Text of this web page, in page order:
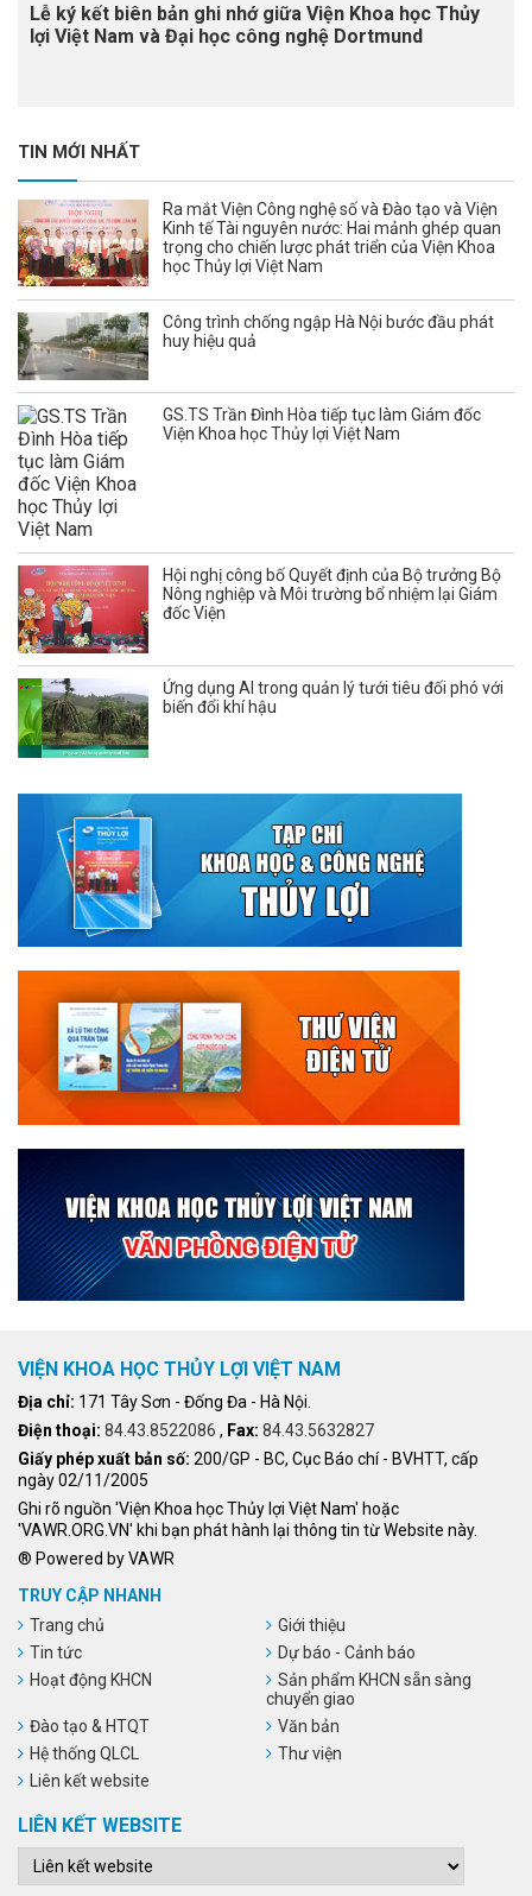
Lễ ký kết biên bản ghi nhớ giữa Viện Khoa học Thủy
lợi Việt Nam và Đại học công nghệ Dortmund
TIN MỚI NHẤT
Ra mắt Viện Công nghệ số và Đào tạo và Viện
Kinh tế Tài nguyên nước: Hai mảnh ghép quan
trọng cho chiến lược phát triển của Viện Khoa
học Thủy lợi Việt Nam
Công trình chống ngập Hà Nội bước đầu phát
huy hiệu quả
GS.TS Trần Đình Hòa tiếp tục làm Giám đốc
Viện Khoa học Thủy lợi Việt Nam
Hội nghị công bố Quyết định của Bộ trưởng Bộ
Nông nghiệp và Môi trường bổ nhiệm lại Giám
đốc Viện
Ứng dụng AI trong quản lý tưới tiêu đối phó với
biến đổi khí hậu
VIỆN KHOA HỌC THỦY LỢI VIỆT NAM
Địa chỉ: 171 Tây Sơn - Đống Đa - Hà Nội.
Điện thoại: 84.43.8522086 , Fax: 84.43.5632827
Giấy phép xuất bản số: 200/GP - BC, Cục Báo chí - BVHTT, cấp
ngày 02/11/2005
Ghi rõ nguồn 'Viện Khoa học Thủy lợi Việt Nam' hoặc
'VAWR.ORG.VN' khi bạn phát hành lại thông tin từ Website này.
® Powered by VAWR
TRUY CẬP NHANH
Trang chủ
Giới thiệu
Tin tức
Dự báo - Cảnh báo
Hoạt động KHCN
Sản phẩm KHCN sẵn sàng
chuyển giao
Đào tạo & HTQT
Văn bản
Hệ thống QLCL
Thư viện
Liên kết website
LIÊN KẾT WEBSITE